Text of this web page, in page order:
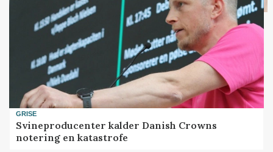
GRISE
Svineproducenter kalder Danish Crowns
notering en katastrofe